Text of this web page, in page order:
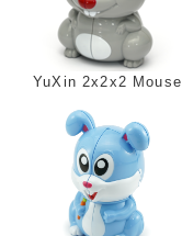
YuXin 2x2x2 Mouse